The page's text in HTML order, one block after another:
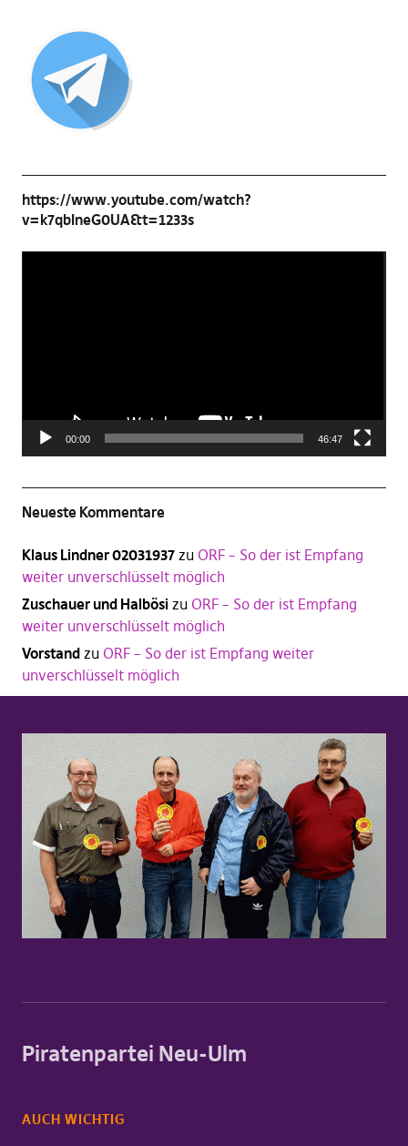
https://www.youtube.com/watch?
v=k7qbIneG0UA&t=1233s
00:00 46:47
Neueste Kommentare
Klaus Lindner 02031937zu ORF – So der ist Empfang
weiter unverschlüsselt möglich
Zuschauer und Halbösi zu ORF – So der ist Empfang
weiter unverschlüsselt möglich
Vorstandzu ORF – So der ist Empfang weiter
unverschlüsselt möglich
Piratenpartei Neu-Ulm
AUCH WICHTIG